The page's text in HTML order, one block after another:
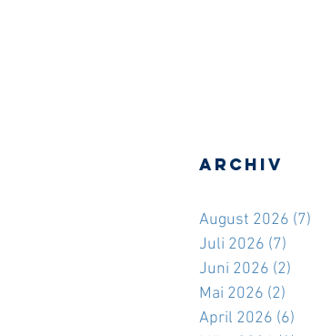
Archiv
August 2026 (7)
Juli 2026 (7)
Juni 2026 (2)
Mai 2026 (2)
April 2026 (6)